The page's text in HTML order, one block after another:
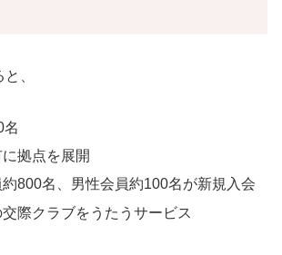
、
名
拠点を展開
800名、男性会員約100名が新規入会
際クラブをうたうサービス